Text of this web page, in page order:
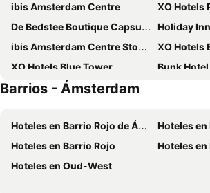
ibis Amsterdam Centre
XO Hotels
De Bedstee Boutique Capsules
Holiday Inn Express
ibis Amsterdam Centre Stopera
XO Hotels
XO Hotels Blue Tower
Bunk
Amsterdam Teleport Hotel
Leonardo Eden Hotel Amsterdam City Center
Tourist Inn
Di-Ann City Centre Hotel
Pulitzer
Hotel Flipper Amsterdam
Barrios - Ámsterdam
Hoteles en Barrio Rojo de Ámsterdam
Hoteles
Hoteles en Barrio Rojo
Hoteles en
Hoteles en Oud-West